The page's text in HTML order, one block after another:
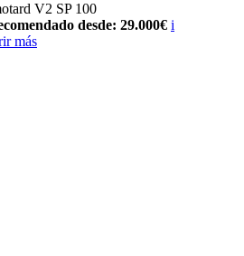
V2 SP 100
desde: 29.000€ i
más